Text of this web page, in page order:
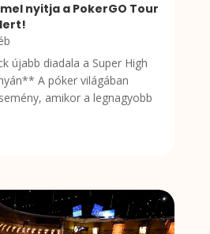
nyitja a PokerGO Tour
újabb diadala a Super High
A póker világában
amikor a legnagyobb